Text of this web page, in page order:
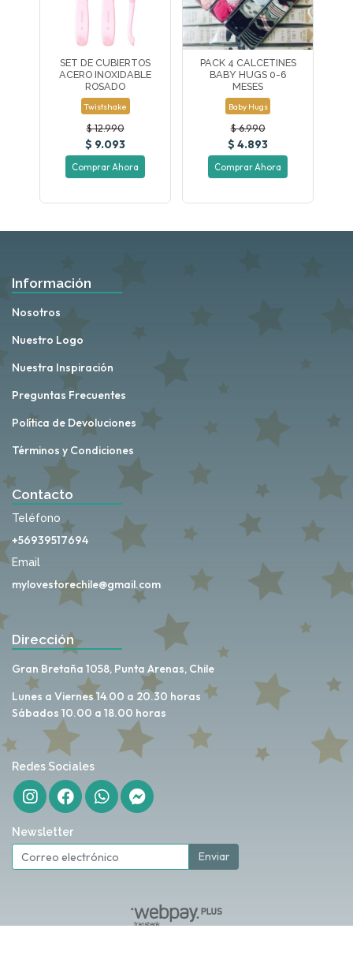
SET DE CUBIERTOS
ACERO INOXIDABLE
ROSADO
Twistshake
$ 12.990
$ 9.093
Comprar Ahora
PACK 4 CALCETINES
BABY HUGS 0-6
MESES
Baby Hugs
$ 6.990
$ 4.893
Comprar Ahora
Información
Nosotros
Nuestro Logo
Nuestra Inspiración
Preguntas Frecuentes
Política de Devoluciones
Términos y Condiciones
Contacto
Teléfono
+56939517694
Email
mylovestorechile@gmail.com
Dirección
Gran Bretaña 1058, Punta Arenas, Chile
Lunes a Viernes 14.00 a 20.30 horas
Sábados 10.00 a 18.00 horas
Redes Sociales
Newsletter
Enviar